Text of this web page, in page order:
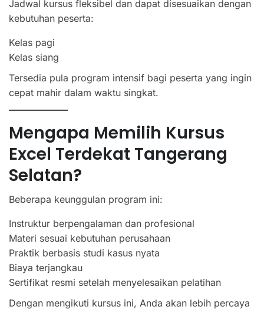
Jadwal kursus fleksibel dan dapat disesuaikan dengan
kebutuhan peserta:
Kelas pagi
Kelas siang
Tersedia pula program intensif bagi peserta yang ingin
cepat mahir dalam waktu singkat.
Mengapa Memilih Kursus
Excel Terdekat Tangerang
Selatan?
Beberapa keunggulan program ini:
Instruktur berpengalaman dan profesional
Materi sesuai kebutuhan perusahaan
Praktik berbasis studi kasus nyata
Biaya terjangkau
Sertifikat resmi setelah menyelesaikan pelatihan
Dengan mengikuti kursus ini, Anda akan lebih percaya